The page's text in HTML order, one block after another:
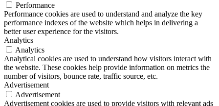
Performance
Performance cookies are used to understand and analyze the key
performance indexes of the website which helps in delivering a
better user experience for the visitors.
Analytics
Analytics
Analytical cookies are used to understand how visitors interact with
the website. These cookies help provide information on metrics the
number of visitors, bounce rate, traffic source, etc.
Advertisement
Advertisement
Advertisement cookies are used to provide visitors with relevant ads